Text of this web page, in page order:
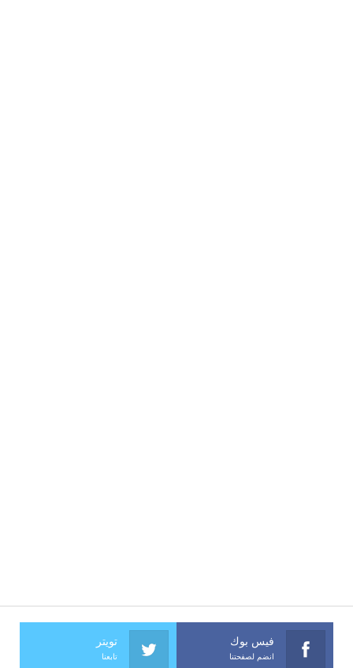
فيس بوك
انضم لصفحتنا
تويتر
تابعنا